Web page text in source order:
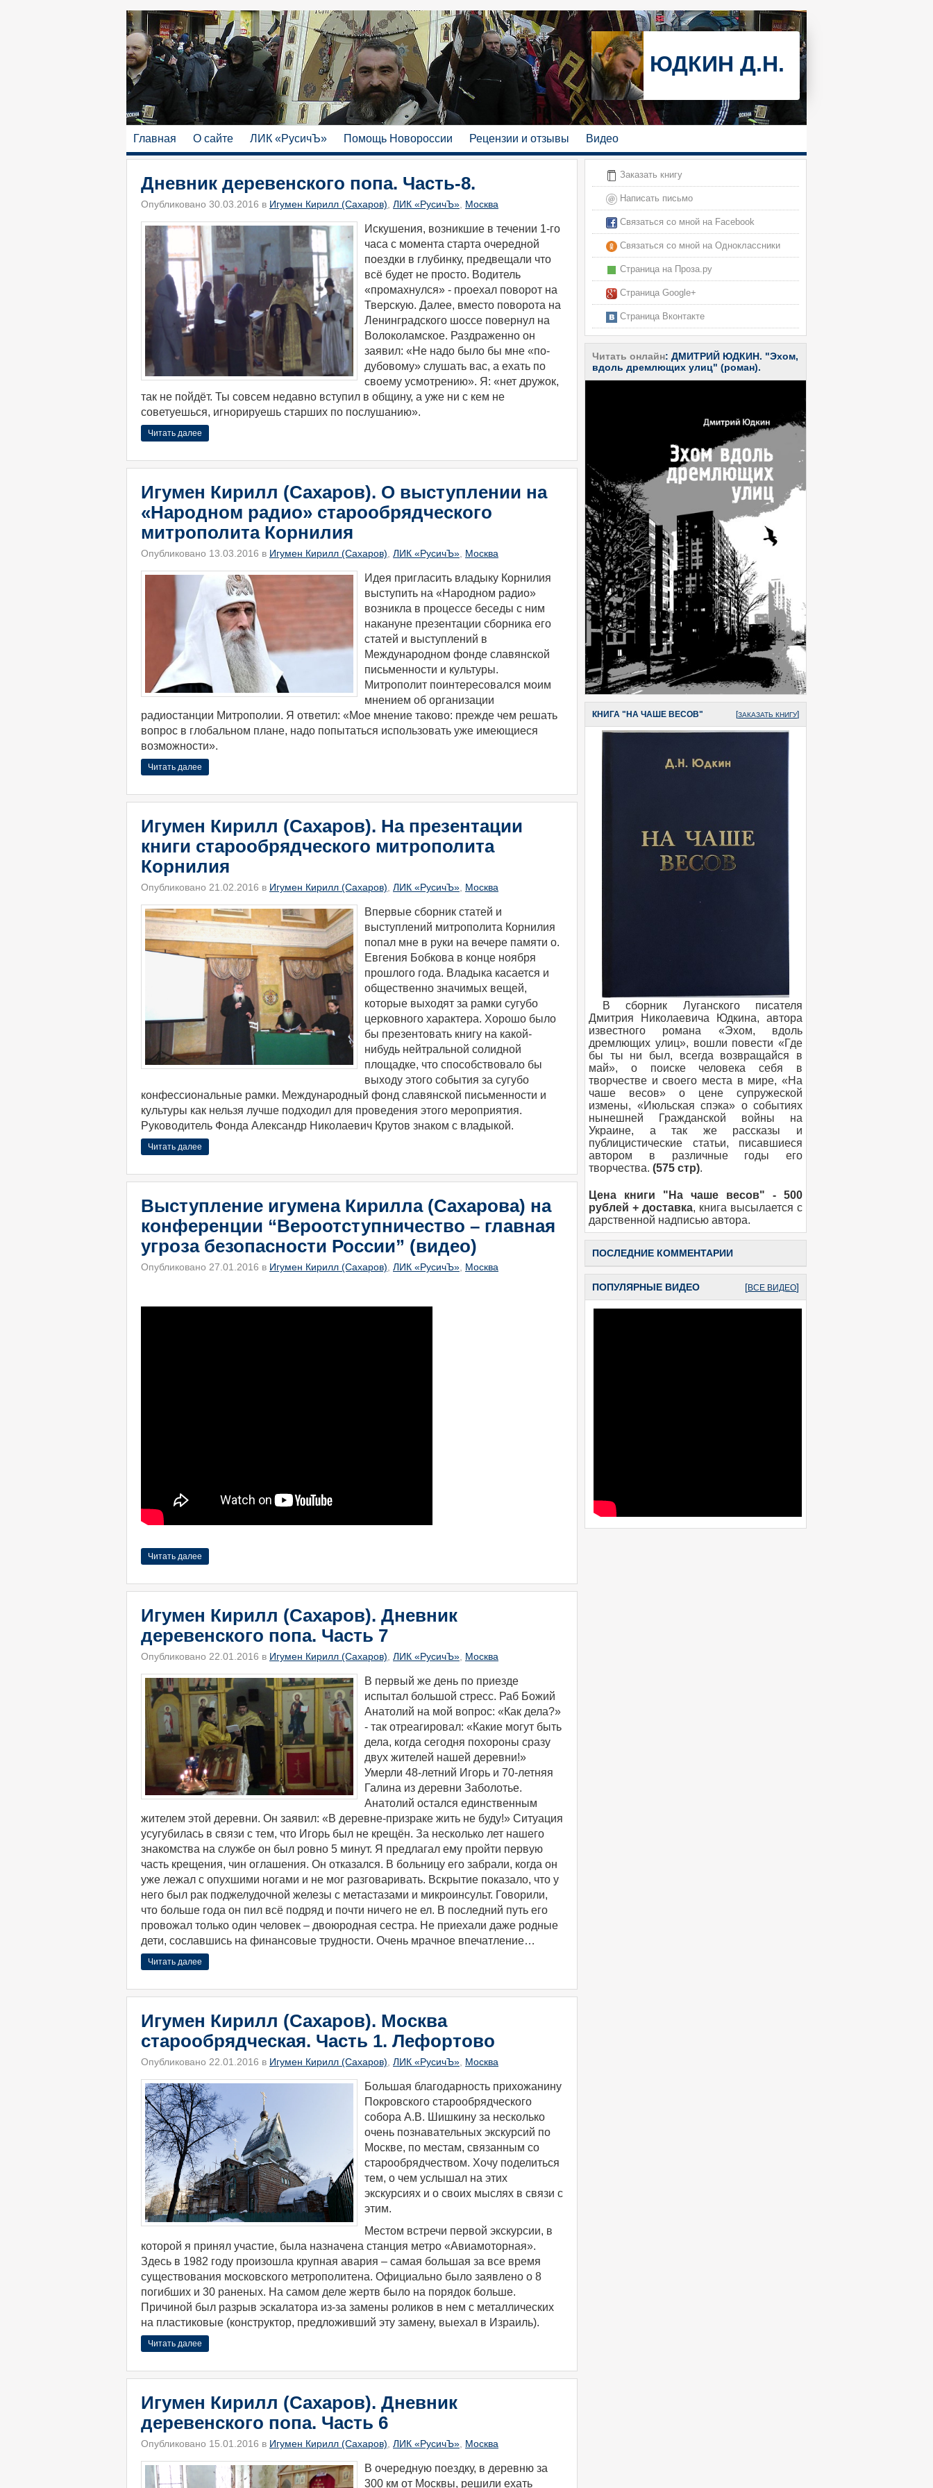
ЮДКИН Д.Н.
Главная О сайте ЛИК «РусичЪ» Помощь Новороссии Рецензии и отзывы Видео
Дневник деревенского попа. Часть-8.
Опубликовано 30.03.2016 в Игумен Кирилл (Сахаров) ЛИК «РусичЪ» Москва
​Искушения, возникшие в течении 1-го
часа с момента старта очередной
поездки в глубинку, предвещали что
всё будет не просто. Водитель
«промахнулся» - проехал поворот на
Тверскую. Далее, вместо поворота на
Ленинградского шоссе повернул на
Волоколамское. Раздраженно он
заявил: «Не надо было бы мне «по-
дубовому» слушать вас, а ехать по
своему усмотрению». Я: «нет дружок,
так не пойдёт. Ты совсем недавно вступил в общину, а уже ни с кем не
советуешься, игнорируешь старших по послушанию».
Читать далее
Игумен Кирилл (Сахаров). О выступлении на
«Народном радио» старообрядческого
митрополита Корнилия
Опубликовано 13.03.2016 в Игумен Кирилл (Сахаров) ЛИК «РусичЪ» Москва
​Идея пригласить владыку Корнилия
выступить на «Народном радио»
возникла в процессе беседы с ним
накануне презентации сборника его
статей и выступлений в
Международном фонде славянской
письменности и культуры.
Митрополит поинтересовался моим
мнением об организации
радиостанции Митрополии. Я ответил: «Мое мнение таково: прежде чем решать
вопрос в глобальном плане, надо попытаться использовать уже имеющиеся
возможности».
Читать далее
Игумен Кирилл (Сахаров). На презентации
книги старообрядческого митрополита
Корнилия
Опубликовано 21.02.2016 в Игумен Кирилл (Сахаров) ЛИК «РусичЪ» Москва
​Впервые сборник статей и
выступлений митрополита Корнилия
попал мне в руки на вечере памяти о.
Евгения Бобкова в конце ноября
прошлого года. Владыка касается и
общественно значимых вещей,
которые выходят за рамки сугубо
церковного характера. Хорошо было
бы презентовать книгу на какой-
нибудь нейтральной солидной
площадке, что способствовало бы
выходу этого события за сугубо
конфессиональные рамки. Международный фонд славянской письменности и
культуры как нельзя лучше подходил для проведения этого мероприятия.
Руководитель Фонда Александр Николаевич Крутов знаком с владыкой.
Читать далее
Выступление игумена Кирилла (Сахарова) на
конференции “Вероотступничество – главная
угроза безопасности России” (видео)
Опубликовано 27.01.2016 в Игумен Кирилл (Сахаров) ЛИК «РусичЪ» Москва
Читать далее
Игумен Кирилл (Сахаров). Дневник
деревенского попа. Часть 7
Опубликовано 22.01.2016 в Игумен Кирилл (Сахаров) ЛИК «РусичЪ» Москва
​В первый же день по приезде
испытал большой стресс. Раб Божий
Анатолий на мой вопрос: «Как дела?»
- так отреагировал: «Какие могут быть
дела, когда сегодня похороны сразу
двух жителей нашей деревни!»
Умерли 48-летний Игорь и 70-летняя
Галина из деревни Заболотье.
Анатолий остался единственным
жителем этой деревни. Он заявил: «В деревне-призраке жить не буду!» Ситуация
усугубилась в связи с тем, что Игорь был не крещён. За несколько лет нашего
знакомства на службе он был ровно 5 минут. Я предлагал ему пройти первую
часть крещения, чин оглашения. Он отказался. В больницу его забрали, когда он
уже лежал с опухшими ногами и не мог разговаривать. Вскрытие показало, что у
него был рак поджелудочной железы с метастазами и микроинсульт. Говорили,
что больше года он пил всё подряд и почти ничего не ел. В последний путь его
провожал только один человек – двоюродная сестра. Не приехали даже родные
дети, сославшись на финансовые трудности. Очень мрачное впечатление…
Читать далее
Игумен Кирилл (Сахаров). Москва
старообрядческая. Часть 1. Лефортово
Опубликовано 22.01.2016 в Игумен Кирилл (Сахаров) ЛИК «РусичЪ» Москва
Большая благодарность прихожанину
Покровского старообрядческого
собора А.В. Шишкину за несколько
очень познавательных экскурсий по
Москве, по местам, связанным со
старообрядчеством. Хочу поделиться
тем, о чем услышал на этих
экскурсиях и о своих мыслях в связи с
этим.
Местом встречи первой экскурсии, в
которой я принял участие, была назначена станция метро «Авиамоторная».
Здесь в 1982 году произошла крупная авария – самая большая за все время
существования московского метрополитена. Официально было заявлено о 8
погибших и 30 раненых. На самом деле жертв было на порядок больше.
Причиной был разрыв эскалатора из-за замены роликов в нем с металлических
на пластиковые (конструктор, предложивший эту замену, выехал в Израиль).
Читать далее
Игумен Кирилл (Сахаров). Дневник
деревенского попа. Часть 6
Опубликовано 15.01.2016 в Игумен Кирилл (Сахаров) ЛИК «РусичЪ» Москва
​В очередную поездку, в деревню за
300 км от Москвы, решили ехать
Заказать книгу
Написать письмо
Связаться со мной на Facebook
Связаться со мной на Одноклассники
Страница на Проза.ру
Страница Google+
Страница Вконтакте
Читать онлайн: ДМИТРИЙ ЮДКИН. "Эхом,
вдоль дремлющих улиц" (роман).
КНИГА "НА ЧАШЕ ВЕСОВ" [ЗАКАЗАТЬ КНИГУ]
В сборник Луганского писателя
Дмитрия Николаевича Юдкина, автора
известного романа «Эхом, вдоль
дремлющих улиц», вошли повести «Где
бы ты ни был, всегда возвращайся в
май», о поиске человека себя в
творчестве и своего места в мире, «На
чаше весов» о цене супружеской
измены, «Июльская спэка» о событиях
нынешней Гражданской войны на
Украине, а так же рассказы и
публицистические статьи, писавшиеся
автором в различные годы его
творчества. (575 стр).
Цена книги "На чаше весов" - 500
рублей + доставка, книга высылается с
дарственной надписью автора.
ПОСЛЕДНИЕ КОММЕНТАРИИ
ПОПУЛЯРНЫЕ ВИДЕО [ВСЕ ВИДЕО]